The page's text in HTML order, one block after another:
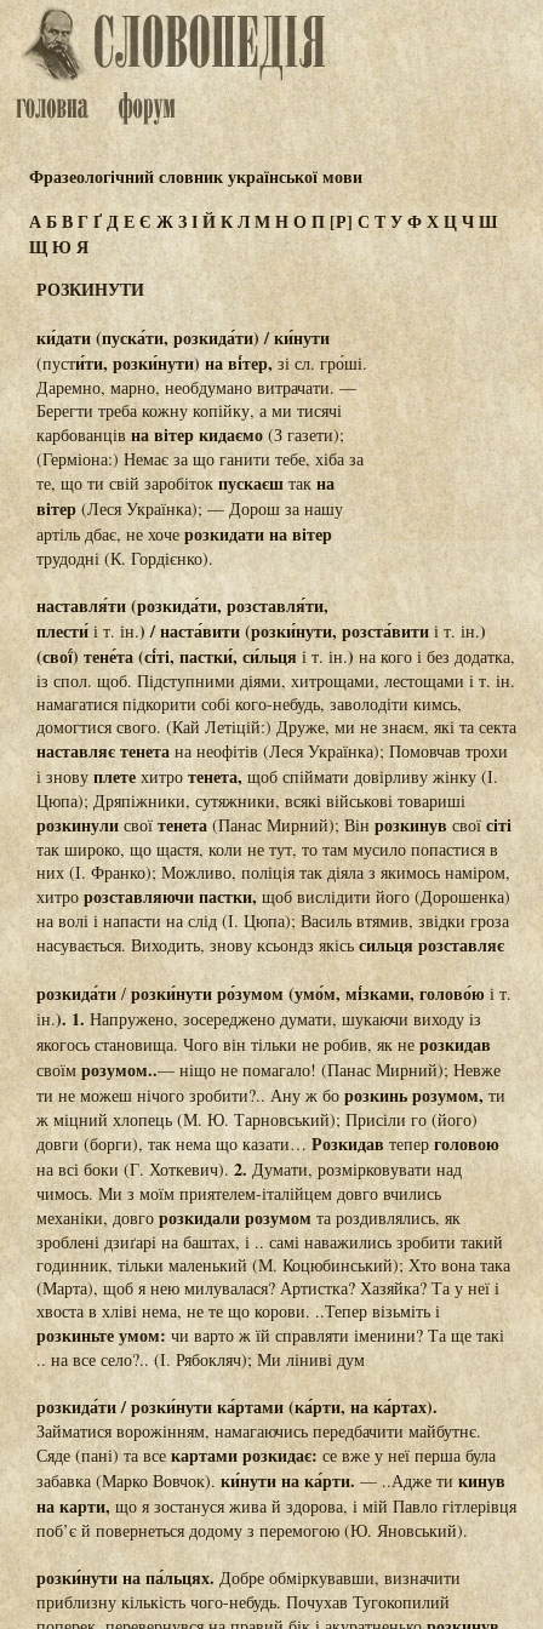
Фразеологічний словник української мови
АБВГҐДЕЄ ЖЗІЙКЛМНОП[Р] С ТУФХЦЧШ
ЩЮ Я
РОЗКИНУТИ
ки́дати (пуска́ти, розкида́ти) / ки́нути
(пусти́ти, розки́нути) на ві́тер, зі сл. гро́ші.
Даремно, марно, необдумано витрачати. —
Берегти треба кожну копійку, а ми тисячі
карбованців на вітер кидаємо (З газети);
(Герміона:) Немає за що ганити тебе, хіба за
те, що ти свій заробіток пускаєштак на
вітер (Леся Українка); — Дорош за нашу
артіль дбає, не хоче розкидати на вітер
трудодні (К. Гордієнко).
наставля́ти (розкида́ти, розставля́ти,
плести́ і т. ін.) / наста́вити (розки́нути, розста́вити і т. ін.)
(свої́) тене́та (сі́ті, пастки́, си́льця і т. ін.) на кого і без додатка,
із спол. щоб. Підступними діями, хитрощами, лестощами і т. ін.
намагатися підкорити собі кого-небудь, заволодіти кимсь,
домогтися свого. (Кай Летіцій:) Друже, ми не знаєм, які та секта
наставляє тенета на неофітів (Леся Українка); Помовчав трохи
і знову плете хитро тенета, щоб спіймати довірливу жінку (І.
Цюпа); Дряпіжники, сутяжники, всякі військові товариші
розкинули свої тенета(Панас Мирний); Він розкинув свої сіті
так широко, що щастя, коли не тут, то там мусило попастися в
них (І. Франко); Можливо, поліція так діяла з якимось наміром,
хитро розставляючи пастки, щоб вислідити його (Дорошенка)
на волі і напасти на слід (І. Цюпа); Василь втямив, звідки гроза
насувається. Виходить, знову ксьондз якісьсильця розставляє
розкида́ти / розки́нути ро́зумом (умо́м, мі́зками, голово́ю і т.
ін.). 1. Напружено, зосереджено думати, шукаючи виходу із
якогось становища. Чого він тільки не робив, як нерозкидав
своїмрозумом..— ніщо не помагало! (Панас Мирний); Невже
ти не можеш нічого зробити?.. Ану ж бо розкинь розумом, ти
ж міцний хлопець (М. Ю. Тарновський); Присіли го (його)
довги (борги), так нема що казати… Розкидав теперголовою
на всі боки (Г. Хоткевич). 2.Думати, розмірковувати над
чимось. Ми з моїм приятелем-італійцем довго вчились
механіки, довго розкидали розумом та роздивлялись, як
зроблені дзиґарі на баштах, і .. самі наважились зробити такий
годинник, тільки маленький (М. Коцюбинський); Хто вона така
(Марта), щоб я нею милувалася? Артистка? Хазяйка? Та у неї і
хвоста в хліві нема, не те що корови. ..Тепер візьміть і
розкиньте умом: чи варто ж їй справляти іменини? Та ще такі
.. на все село?.. (І. Рябокляч); Ми ліниві дум
розкида́ти / розки́нути ка́ртами (ка́рти, на ка́ртах).
Займатися ворожінням, намагаючись передбачити майбутнє.
Сяде (пані) та все картами розкидає: се вже у неї перша була
забавка (Марко Вовчок).ки́нути на ка́рти.— ..Адже ти кинув
на карти,що я зостануся жива й здорова, і мій Павло гітлерівця
поб’є й повернеться додому з перемогою (Ю. Яновський).
розки́нути на па́льцях. Добре обміркувавши, визначити
приблизну кількість чого-небудь. Почухав Тугокопилий